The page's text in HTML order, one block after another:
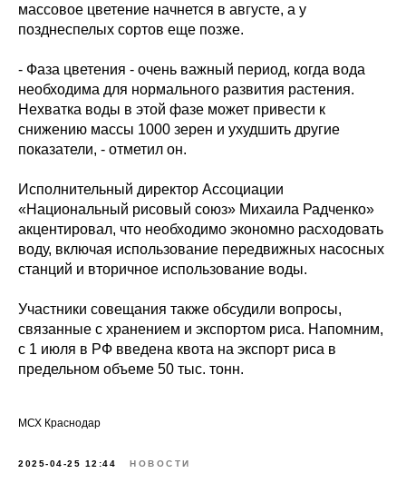
массовое цветение начнется в августе, а у
позднеспелых сортов еще позже.
- Фаза цветения - очень важный период, когда вода
необходима для нормального развития растения.
Нехватка воды в этой фазе может привести к
снижению массы 1000 зерен и ухудшить другие
показатели, - отметил он.
Исполнительный директор Ассоциации
«Национальный рисовый союз» Михаила Радченко»
акцентировал, что необходимо экономно расходовать
воду, включая использование передвижных насосных
станций и вторичное использование воды.
Участники совещания также обсудили вопросы,
связанные с хранением и экспортом риса. Напомним,
с 1 июля в РФ введена квота на экспорт риса в
предельном объеме 50 тыс. тонн.
МСХ Краснодар
2025-04-25 12:44 НОВОСТИ